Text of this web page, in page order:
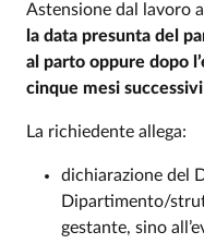
Astensione dal lavoro a
la data presunta del
al parto oppure dopo
cinque mesi
La richiedente allega:
dichiarazione del
Dipartimento/
gestante, sino